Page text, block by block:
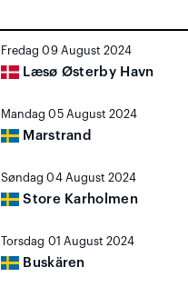
Fredag 09 August 2024
Læsø Østerby Havn
Mandag 05 August 2024
Marstrand
Søndag 04 August 2024
Store Karholmen
Torsdag 01 August 2024
Buskären